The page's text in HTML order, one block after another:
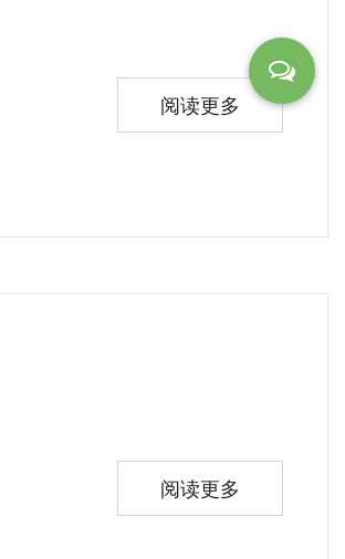
阅读更多
阅读更多